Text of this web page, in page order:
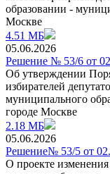
образовании -
Москве
4.51 МБ
05.06.2026
Решение № 53/6 от
Об утверждении
избирателей
муниципального
городе Москве
2.18 МБ
05.06.2026
Решение№ 53/5 от
О проекте